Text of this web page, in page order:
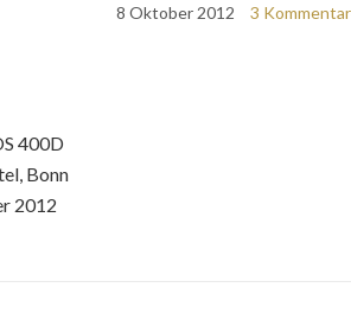
8 Oktober 2012 3
400D
Bonn
2012